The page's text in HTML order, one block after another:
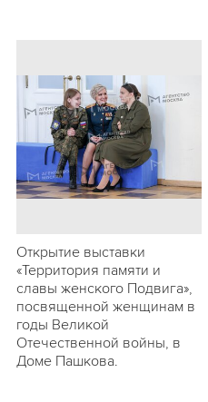
Открытие выставки
«Территория памяти и
славы женского Подвига»,
посвященной женщинам в
годы Великой
Отечественной войны, в
Доме Пашкова.